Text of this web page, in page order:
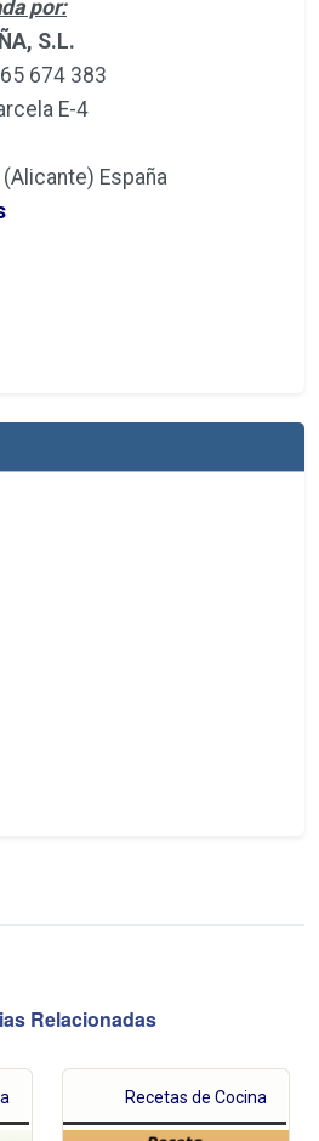
por:
S.L.
674 383
E-4
España
Relacionadas
Recetas de Cocina